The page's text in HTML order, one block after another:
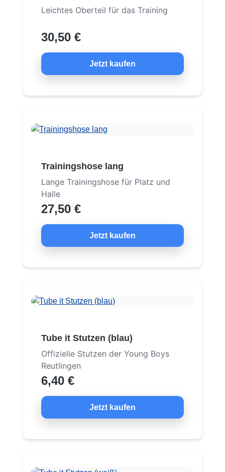
Leichtes Oberteil für das Training
30,50 €
Jetzt kaufen
Trainingshose lang
Lange Trainingshose für Platz und
Halle
27,50 €
Jetzt kaufen
Tube it Stutzen (blau)
Offizielle Stutzen der Young Boys
Reutlingen
6,40 €
Jetzt kaufen